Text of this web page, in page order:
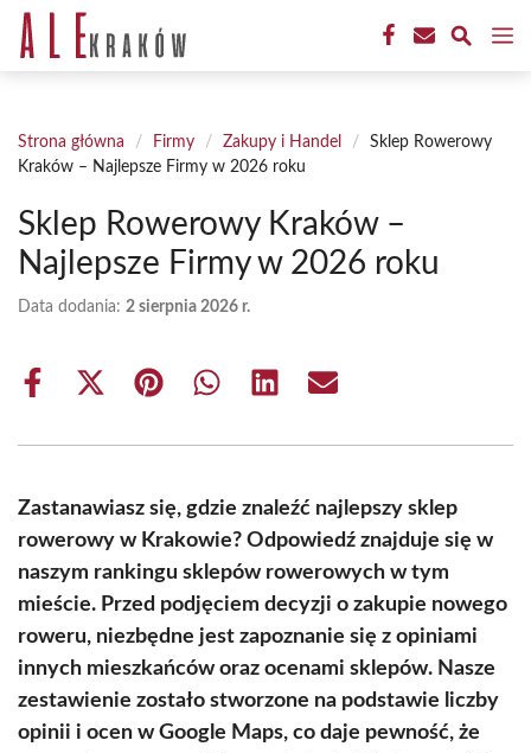
Przejdź
treści
Strona główna / Firmy / Zakupy i Handel /
Sklep Rowerowy
Kraków – Najlepsze Firmy w 2026 roku
Sklep Rowerowy Kraków –
Najlepsze Firmy w 2026 roku
Data dodania: 2 sierpnia 2026 r.
Share
Share
(Twitter)
Share Share Share Share
Zastanawiasz się, gdzie znaleźć najlepszy sklep
rowerowy w Krakowie? Odpowiedź znajduje się w
naszym rankingu sklepów rowerowych w tym
mieście. Przed podjęciem decyzji o zakupie nowego
roweru, niezbędne jest zapoznanie się z opiniami
innych mieszkańców oraz ocenami sklepów. Nasze
zestawienie zostało stworzone na podstawie liczby
opinii i ocen w Google Maps, co daje pewność, że